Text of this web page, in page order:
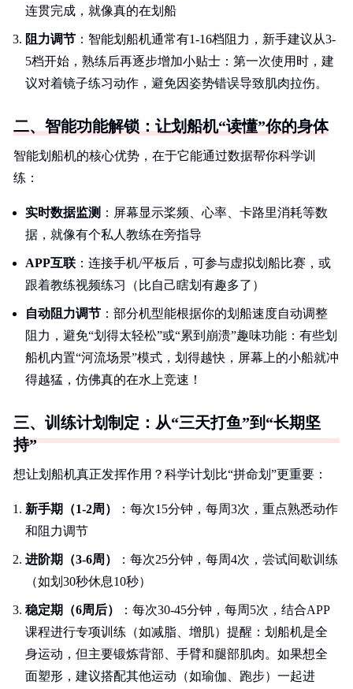
连贯完成，就像真的在划船
阻力调节 ：智能划船机通常有1-16档阻力，新手建议从3-
5档开始，熟练后再逐步增加小贴士：第一次使用时，建
议对着镜子练习动作，避免因姿势错误导致肌肉拉伤。
二、智能功能解锁：让划船机“读懂”你的身体
智能划船机的核心优势，在于它能通过数据帮你科学训
练：
实时数据监测 ：屏幕显示桨频、心率、卡路里消耗等数
据，就像有个私人教练在旁指导
APP互联 ：连接手机/平板后，可参与虚拟划船比赛，或
跟着教练视频练习（比自己瞎划有趣多了）
自动阻力调节 ：部分机型能根据你的划船速度自动调整
阻力，避免“划得太轻松”或“累到崩溃”趣味功能：有些划
船机内置“河流场景”模式，划得越快，屏幕上的小船就冲
得越猛，仿佛真的在水上竞速！
三、训练计划制定：从“三天打鱼”到“长期坚
持”
想让划船机真正发挥作用？科学计划比“拼命划”更重要：
新手期（1-2周）
：每次15分钟，每周3次，重点熟悉动作
和阻力调节
进阶期（3-6周）
：每次25分钟，每周4次，尝试间歇训练
（如划30秒休息10秒）
稳定期（6周后）
：每次30-45分钟，每周5次，结合APP
课程进行专项训练（如减脂、增肌）提醒：划船机是全
身运动，但主要锻炼背部、手臂和腿部肌肉。如果想全
面塑形，建议搭配其他运动（如瑜伽、跑步）一起进